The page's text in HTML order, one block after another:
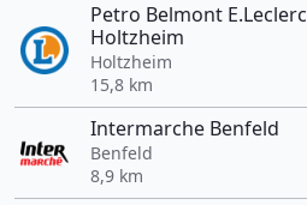
Petro Belmont E.Leclerc
Holtzheim
Holtzheim
15,8 km
Intermarche Benfeld
Benfeld
8,9 km